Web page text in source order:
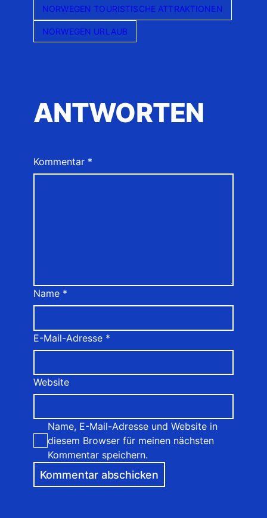
NORWEGEN TOURISTISCHE ATTRAKTIONEN
NORWEGEN URLAUB
ANTWORTEN
Kommentar *
Name *
E-Mail-Adresse *
Website
Name, E-Mail-Adresse und Website in
diesem Browser für meinen nächsten
Kommentar speichern.